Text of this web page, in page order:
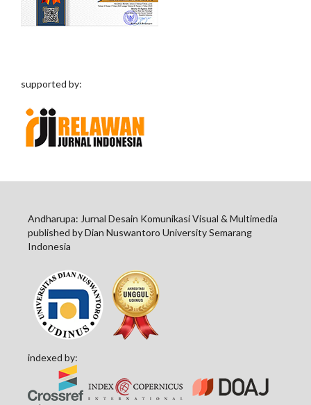
supported by:
Andharupa: Jurnal Desain Komunikasi Visual & Multimedia
published by Dian Nuswantoro University Semarang
Indonesia
indexed by: